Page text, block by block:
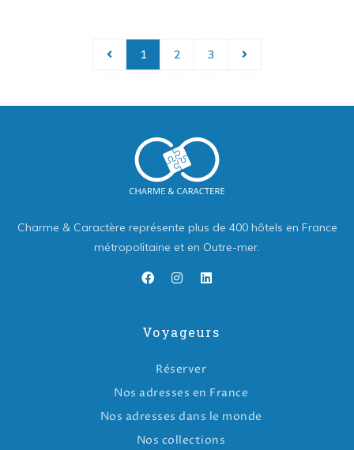
1 2 3
Charme & Caractère représente plus de 400 hôtels en France
métropolitaine et en Outre-mer.
Voyageurs
Réserver
Nos adresses en France
Nos adresses dans le monde
Nos collections